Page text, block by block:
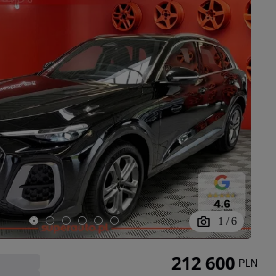
1 / 6
212 600 PLN